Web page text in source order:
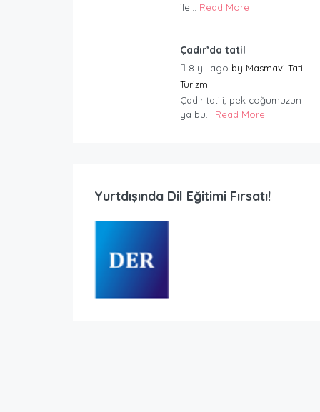
ile... Read More
Çadır’da tatil
8 yıl ago by Masmavi Tatil
Turizm
Çadır tatili, pek çoğumuzun
ya bu... Read More
Yurtdışında Dil Eğitimi Fırsatı!